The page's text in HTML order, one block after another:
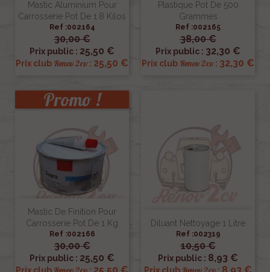
Mastic Aluminium Pour
Carrosserie Pot De 1.8 Kilos
Ref :002164
30,00 €
Prix public : 25,50 €
Prix club Renov 2cv : 25,50 €
Plastique Pot De 500
Grammes
Ref :002165
38,00 €
Prix public : 32,30 €
Prix club Renov 2cv : 32,30 €
Mastic De Finition Pour
Carrosserie Pot De 1 Kg
Ref :002166
30,00 €
Prix public : 25,50 €
Promo !
Diluant Nettoyage 1 Litre
Ref :002319
10,50 €
Prix public : 8,93 €